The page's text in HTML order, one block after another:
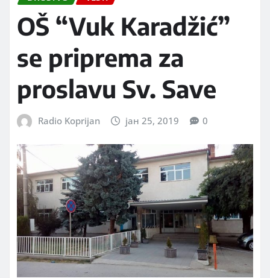
OŠ “Vuk Karadžić”
se priprema za
proslavu Sv. Save
Radio Koprijan јан 25, 2019 0